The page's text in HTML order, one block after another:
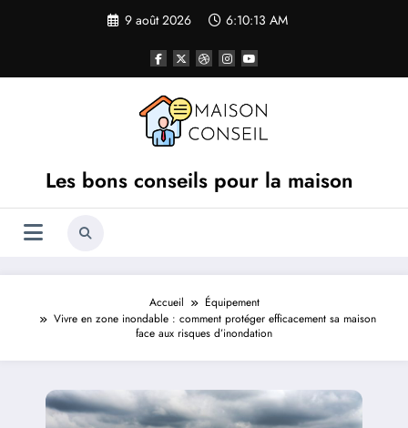
9 août 2026 6:10:13 AM
Les bons conseils pour la maison
Accueil
Équipement
Vivre en zone inondable : comment protéger efficacement sa maison
face aux risques d’inondation